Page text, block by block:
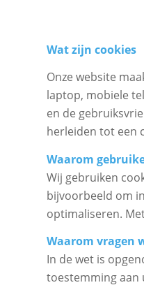
Wat zijn cookies
Onze website
laptop, mobiele
en de
herleiden tot een
Waarom
Wij gebruiken
bijvoorbeeld om
optimaliseren.
Waarom vragen
In de wet is
toestemming aan